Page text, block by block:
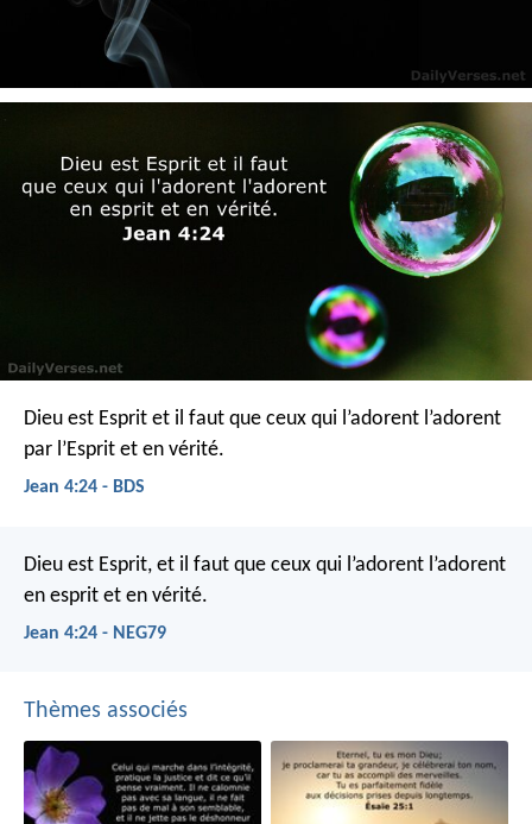
Dieu est Esprit et il faut que ceux qui l’adorent l’adorent
par l’Esprit et en vérité.
Jean 4:24 - BDS
Dieu est Esprit, et il faut que ceux qui l’adorent l’adorent
en esprit et en vérité.
Jean 4:24 - NEG79
Thèmes associés